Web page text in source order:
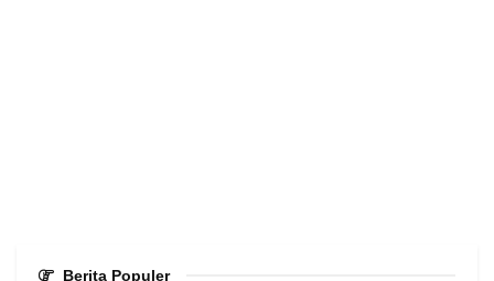
Berita Populer